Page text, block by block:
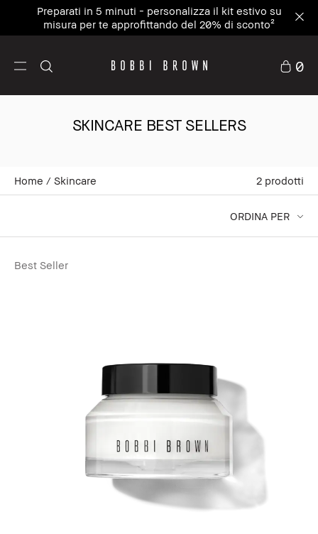
Preparati in 5 minuti - personalizza il kit estivo su
misura per te approfittando del 20% di sconto²
0
SKINCARE BEST SELLERS
Home Skincare 2 prodotti
ORDINA PER
Best Seller